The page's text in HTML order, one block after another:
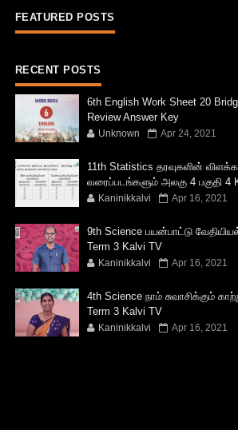
FEATURED POSTS
RECENT POSTS
6th English Work Sheet 20
Review Answer Key
Unknown Apr 24, 2021
11th Statistics தரவுகளின்
வரைப்படங்களும் அலகு 4 பகுதி 4
Kaninikkalvi Apr 16, 2021
9th Science பயன்பாட்டு
Term 3 Kalvi TV
Kaninikkalvi Apr 16, 2021
4th Science நாம் சுவாசிக்கும்
Term 3 Kalvi TV
Kaninikkalvi Apr 16, 2021